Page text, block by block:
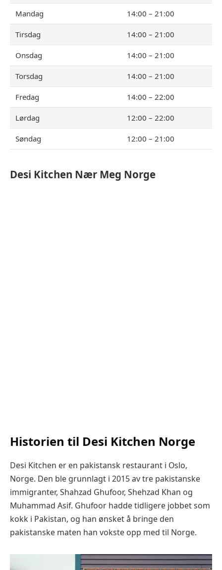
Mandag 14:00 – 21:00
Tirsdag 14:00 – 21:00
Onsdag 14:00 – 21:00
Torsdag 14:00 – 21:00
Fredag 14:00 – 22:00
Lørdag 12:00 – 22:00
Søndag 12:00 – 21:00
Desi Kitchen Nær Meg Norge
Historien til Desi Kitchen Norge
Desi Kitchen er en pakistansk restaurant i Oslo,
Norge. Den ble grunnlagt i 2015 av tre pakistanske
immigranter, Shahzad Ghufoor, Shehzad Khan og
Muhammad Asif. Ghufoor hadde tidligere jobbet som
kokk i Pakistan, og han ønsket å bringe den
pakistanske maten han vokste opp med til Norge.